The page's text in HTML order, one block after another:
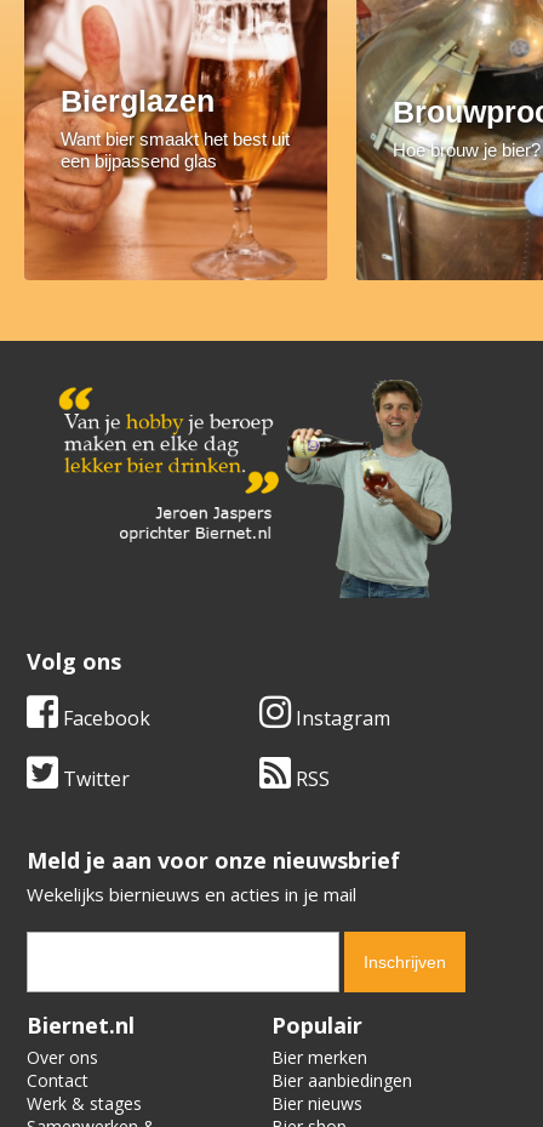
Bierglazen
Want bier smaakt het best uit
een bijpassend glas
Hoe brouw je bier?
Volg ons
Facebook Instagram
Twitter RSS
​​​​​​​Meld je aan voor onze nieuwsbrief
Wekelijks biernieuws en acties in je mail
Verification code:
Biernet.nl
Over ons
Contact
Werk & stages
Populair
Bier merken
Bier aanbiedingen
Bier nieuws